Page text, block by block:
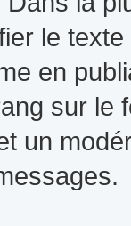
le
en
sur
un